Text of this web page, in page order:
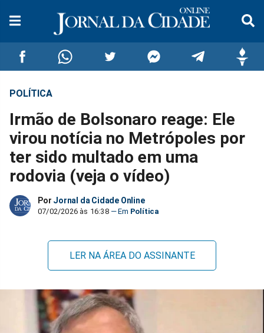
Compartilhar
no
Facebook
Compartilhar
no
Whatsapp
no
Twitter
no
Messenger
no
Telegram
no
POLÍTICA
Irmão de Bolsonaro reage: Ele
virou notícia no Metrópoles por
ter sido multado em uma
rodovia (veja o vídeo)
Por Jornal da Cidade Online
07/02/2026 às 16:38 Política
LER NA ÁREA DO ASSINANTE